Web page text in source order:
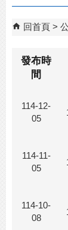
回首頁
發布時
間
114-12-
05
114-11-
05
114-10-
08